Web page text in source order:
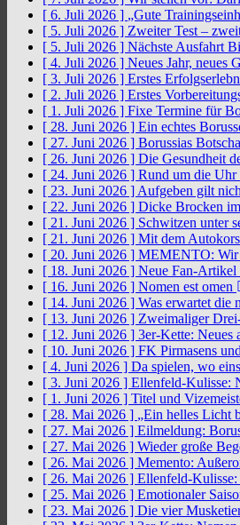
[ 6. Juli 2026 ] „Gute
[ 5. Juli 2026 ] Zweiter Test –
[ 5. Juli 2026 ] Nächste Ausfahrt
[ 4. Juli 2026 ] Neues Jahr, neues
[ 3. Juli 2026 ] Erstes
[ 2. Juli 2026 ] Erstes
[ 1. Juli 2026 ] Fixe Termine für
[ 28. Juni 2026 ] Ein echtes
[ 27. Juni 2026 ] Borussias
[ 26. Juni 2026 ] Die Gesundheit
[ 24. Juni 2026 ] Rund um die
[ 23. Juni 2026 ] Aufgeben gilt
[ 22. Juni 2026 ] Dicke Brocken
[ 21. Juni 2026 ] Schwitzen unter
[ 21. Juni 2026 ] Mit dem
[ 20. Juni 2026 ] MEMENTO: Wir
[ 18. Juni 2026 ] Neue Fan-Artikel
[ 16. Juni 2026 ] Nomen est omen
[ 14. Juni 2026 ] Was erwartet die
[ 13. Juni 2026 ] Zweimaliger
[ 12. Juni 2026 ] 3er-Kette: Neues
[ 10. Juni 2026 ] FK Pirmasens
[ 4. Juni 2026 ] Da spielen, wo
[ 3. Juni 2026 ] Ellenfeld-Kulisse:
[ 1. Juni 2026 ] Titel und
[ 28. Mai 2026 ] „Ein helles Licht
[ 27. Mai 2026 ] Eilmeldung:
[ 27. Mai 2026 ] Wieder große
[ 26. Mai 2026 ] Memento:
[ 26. Mai 2026 ] Ellenfeld-
[ 25. Mai 2026 ] Emotionaler
[ 23. Mai 2026 ] Die vier